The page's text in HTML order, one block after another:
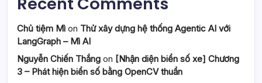
Chủ tiệm Mì on Thử xây dựng hệ thống Agentic AI với
LangGraph – Mì AI
Nguyễn Chiến Thắng on [Nhận diện biển số xe] Chương
3 – Phát hiện biển số bằng OpenCV thuần